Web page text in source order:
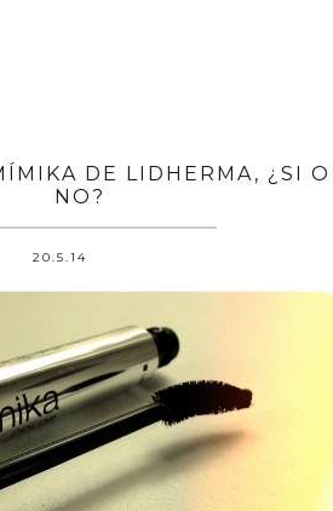
DE LIDHERMA, ¿SI O
NO?
20.5.14